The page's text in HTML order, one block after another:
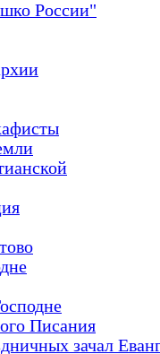
России"
Писания
зачал